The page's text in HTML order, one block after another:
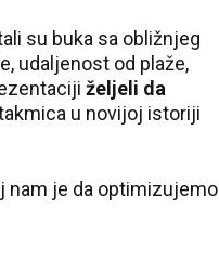
su buka sa obližnjeg
udaljenost od plaže,
željeli da
u novijoj istoriji
nam je da optimizujemo